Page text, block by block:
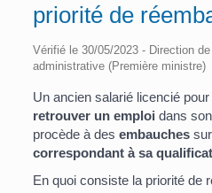
priorité de
Vérifié le 30/05/2023 - Direction
administrative (Première ministre)
Un ancien salarié licencié
retrouver un emploi dans
procède à des embauchessur
correspondant à sa
En quoi consiste la priorité de